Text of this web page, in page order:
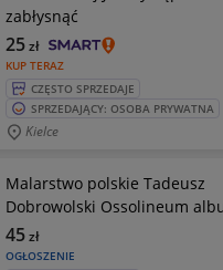
zabłysnąć
KUP TERAZ
25zł
CZĘSTO SPRZEDAJE
SPRZEDAJĄCY: OSOBA PRYWATNA
Kielce
Malarstwo polskie Tadeusz
Dobrowolski Ossolineum
OGŁOSZENIE
45zł